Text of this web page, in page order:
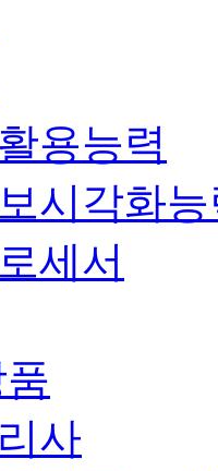
용능력
시각화
세서
사